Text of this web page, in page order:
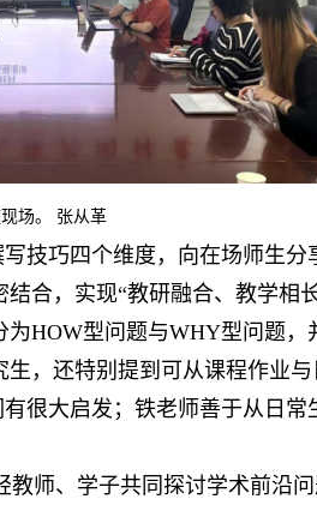
场。 张从革
技巧四个维度，向在场师生
合，实现“教研融合、教学相
HOW型问题与WHY型问题，
，还特别提到可从课程作业与
很大启发；铁老师善于从日
师、学子共同探讨学术前沿问